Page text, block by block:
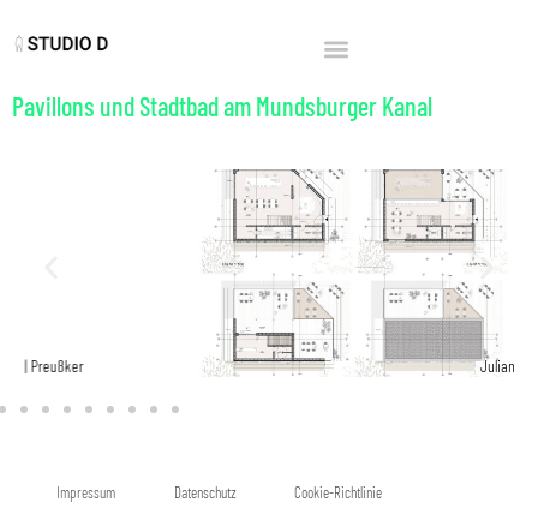
Pavillons und Stadtbad am Mundsburger Kanal
Julian |
Impressum Datenschutz Cookie-Richtlinie